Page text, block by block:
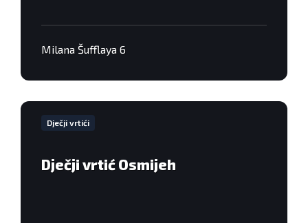
Milana Šufflaya 6
Dječji vrtići
Dječji vrtić Osmijeh
VIše
informacija